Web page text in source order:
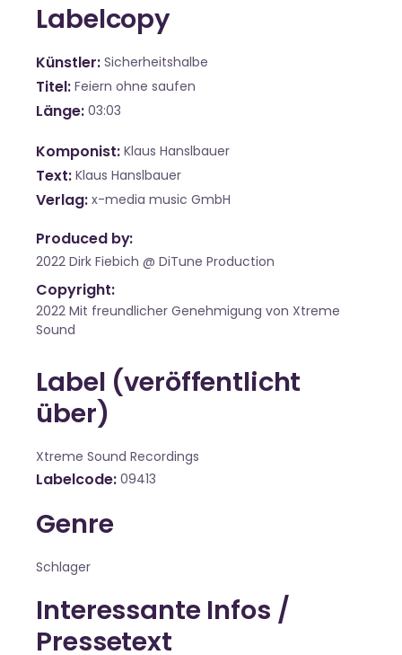
Labelcopy
Künstler Sicherheitshalbe
Titel Feiern ohne saufen
Länge 03:03
Komponist Klaus Hanslbauer
Text Klaus Hanslbauer
Verlag x-media music GmbH
Produced by:
2022 Dirk Fiebich @ DiTune Production
Copyright:
2022 Mit freundlicher Genehmigung von Xtreme
Sound
Label (veröffentlicht
über)
Xtreme Sound Recordings
Labelcode 09413
Genre
Schlager
Interessante Infos /
Pressetext